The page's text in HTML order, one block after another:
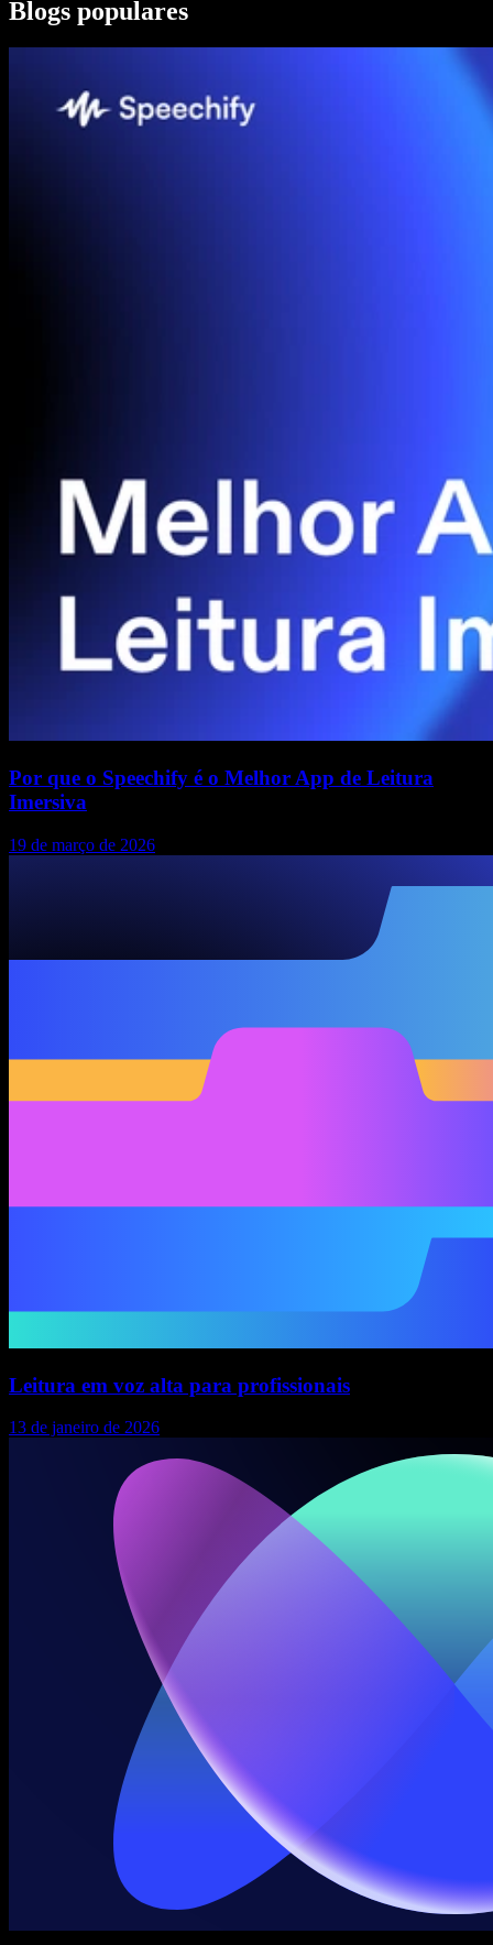
Blogs populares
Por que o Speechify é o Melhor App de Leitura
Imersiva
19 de março de 2026
Leitura em voz alta para profissionais
13 de janeiro de 2026